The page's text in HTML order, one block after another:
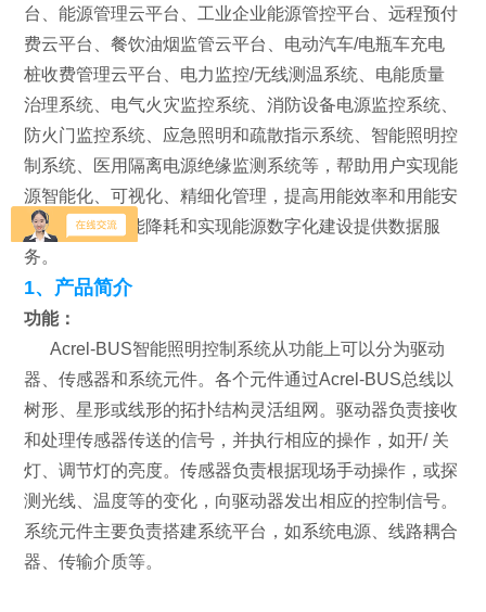
台、能源管理云平台、工业企业能源管控平台、远程预付
费云平台、餐饮油烟监管云平台、电动汽车/电瓶车充电
桩收费管理云平台、电力监控/无线测温系统、电能质量
治理系统、电气火灾监控系统、消防设备电源监控系统、
防火门监控系统、应急照明和疏散指示系统、智能照明控
制系统、医用隔离电源绝缘监测系统等，帮助用户实现能
源智能化、可视化、精细化管理，提高用能效率和用能安
全，为企业节能降耗和实现能源数字化建设提供数据服
务。
1、产品简介
功能：
Acrel-BUS智能照明控制系统从功能上可以分为驱动
器、传感器和系统元件。各个元件通过Acrel-BUS总线以
树形、星形或线形的拓扑结构灵活组网。驱动器负责接收
和处理传感器传送的信号，并执行相应的操作，如开/ 关
灯、调节灯的亮度。传感器负责根据现场手动操作，或探
测光线、温度等的变化，向驱动器发出相应的控制信号。
系统元件主要负责搭建系统平台，如系统电源、线路耦合
器、传输介质等。